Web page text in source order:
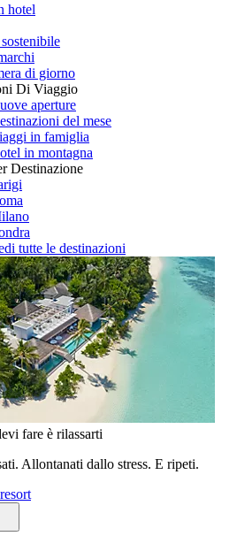
hotel
di giorno
Di Viaggio
aperture
del mese
in famiglia
in montagna
Destinazione
tutte le destinazioni
fare è rilassarti
Allontanati dallo stress. E ripeti.